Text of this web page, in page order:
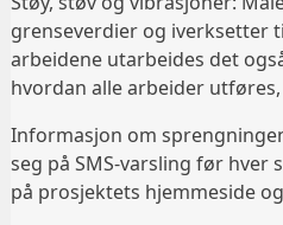
grenseverdier og iverksetter
arbeidene utarbeides det
hvordan alle arbeider
Informasjon om
seg på SMS-varsling før hver
på prosjektets hjemmeside